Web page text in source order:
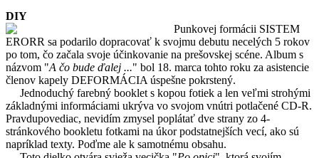
DIY
Punkovej formácii SISTEM
ERORR sa podarilo dopracovať k svojmu debutu necelých 5 rokov
po tom, čo začala svoje účinkovanie na prešovskej scéne. Album s
názvom "A čo bude ďalej ..." bol 18. marca tohto roku za asistencie
členov kapely DEFORMÁCIA úspešne pokrstený.
Jednoduchý farebný booklet s kopou fotiek a len veľmi strohými
základnými informáciami ukrýva vo svojom vnútri potlačené CD-R.
Pravdupovediac, nevidím zmysel poplátať dve strany zo 4-
stránkového bookletu fotkami na úkor podstatnejších vecí, ako sú
napríklad texty. Poďme ale k samotnému obsahu.